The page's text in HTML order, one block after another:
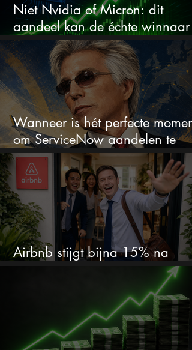
Niet Nvidia of Micron: dit
aandeel kan de échte winnaar
van de AI-race worden
Wanneer is hét perfecte moment
om ServiceNow aandelen te
kopen?
Airbnb stijgt bijna 15% na
cijfers: vooral dit AI-cijfer valt op